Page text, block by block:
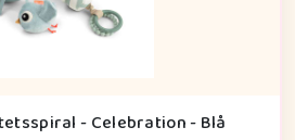
- Celebration - Blå